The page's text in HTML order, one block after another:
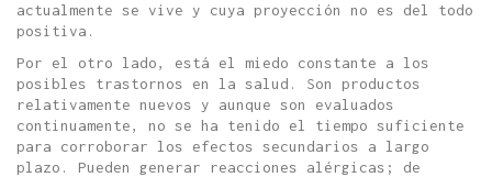
actualmente se vive y cuya proyección no es del todo
positiva.
Por el otro lado, está el miedo constante a los
posibles trastornos en la salud. Son productos
relativamente nuevos y aunque son evaluados
continuamente, no se ha tenido el tiempo suficiente
para corroborar los efectos secundarios a largo
plazo. Pueden generar reacciones alérgicas; de